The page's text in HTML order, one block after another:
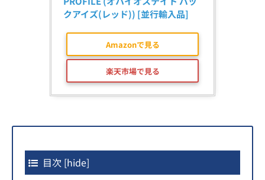
クアイズ(レッド)) [並行輸入品]
Amazonで見る
楽天市場で見る
目次 [hide]